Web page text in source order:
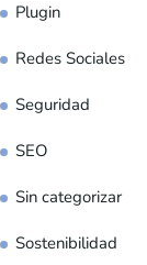
Plugin
Redes Sociales
Seguridad
SEO
Sin categorizar
Sostenibilidad